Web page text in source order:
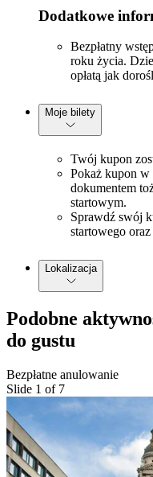
Dodatkowe
Bezpłatny
roku życia.
opłatą jak
Moje bilety
Twój kupon
Pokaż kupon
dokumentem
startowym.
Sprawdź swój
startowego
Lokalizacja
Podobne
do gustu
Bezpłatne anulowanie
Slide 1 of 7